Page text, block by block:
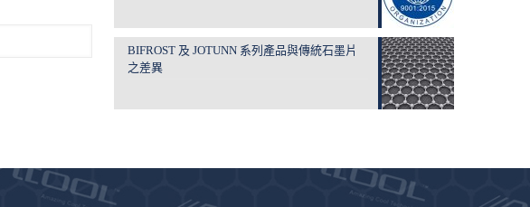
BIFROST 及 JOTUNN 系列產品與傳統石墨片
之差異